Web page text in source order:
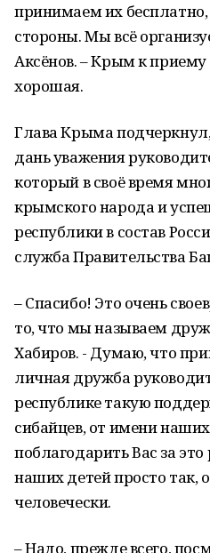
принимаем их
стороны. Мы всё
Аксёнов. – Крым к приему
хорошая.
Глава Крыма
дань уважения
который в своё время
крымского народа и
республики в состав
служба Правительства
– Спасибо! Это очень
то, что мы называем
Хабиров. - Думаю, что
личная дружба
республике такую
сибайцев, от имени
поблагодарить Вас за
наших детей просто так,
человечески.
– Надо, прежде всего,